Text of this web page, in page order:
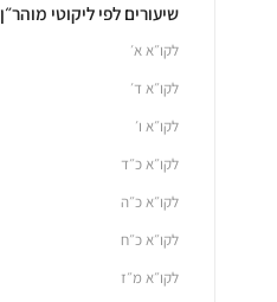
שיעורים לפי ליקוטי מוהר״ן
לקו״א א׳
לקו״א ד׳
לקו״א ו׳
לקו״א כ״ד
לקו״א כ״ה
לקו״א כ״ח
לקו״א מ״ז